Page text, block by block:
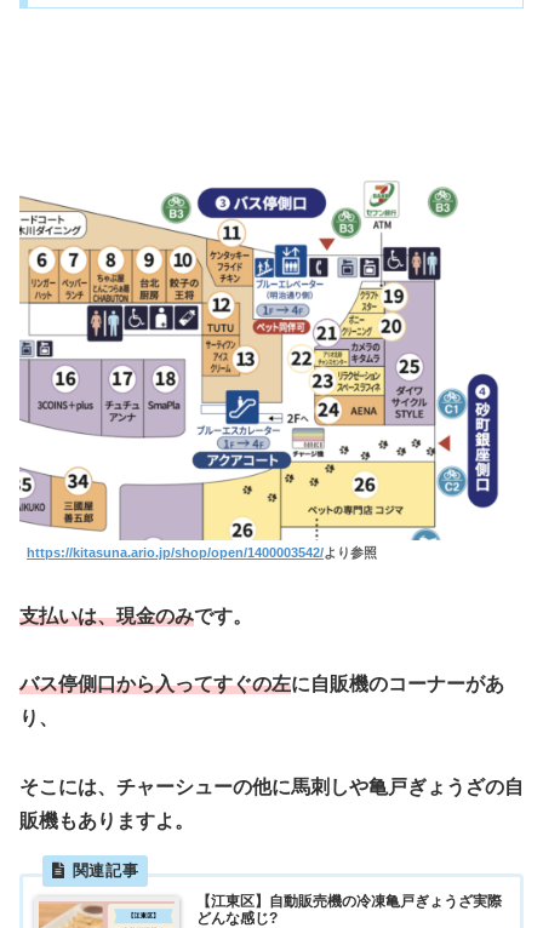
https://kitasuna.ario.jp/shop/open/1400003542/より参照
支払いは、現金のみです。
バス停側口から入ってすぐの左に自販機のコーナーがあ
り、
そこには、チャーシューの他に馬刺しや亀戸ぎょうざの自
販機もありますよ。
【江東区】自動販売機の冷凍亀戸ぎょうざ実際
どんな感じ?